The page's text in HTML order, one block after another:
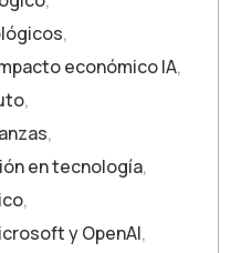
,
económico IA,
,
,
en tecnología,
,
y OpenAI,